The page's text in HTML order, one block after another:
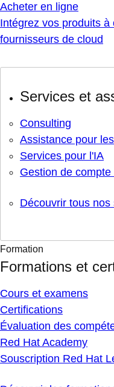
Acheter en ligne
Intégrez vos produits
fournisseurs de cloud
Services et
Consulting
Assistance pour
Services pour l'IA
Gestion de
Découvrir tous nos
Formation
Formations et
Cours et examens
Certifications
Évaluation des
Red Hat Academy
Souscription Red Hat